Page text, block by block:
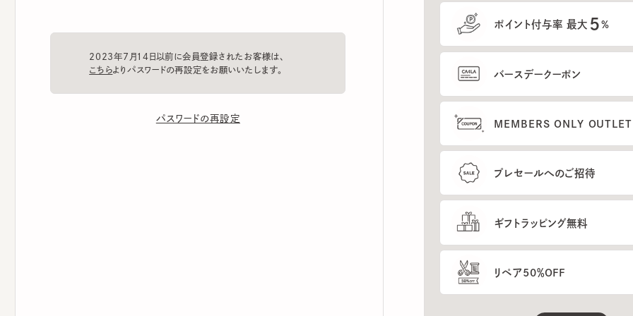
2023年7月14日以前に会員登録されたお客様は、
パスワードの再設定
ポイント付与率 最大 %
バースデークーポン
MEMBERS ONLY OUTLETのご
プレセールへのご招待
ギフトラッピング無料
リペア50％OFF